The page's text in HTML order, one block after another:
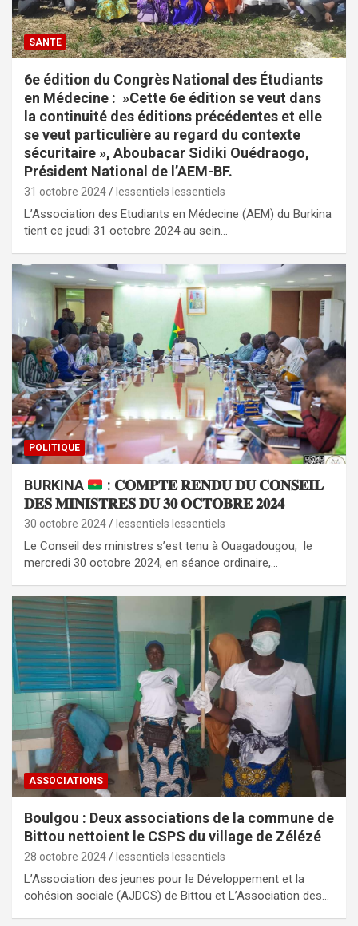
SANTE
6e édition du Congrès National des Étudiants
en Médecine : »Cette 6e édition se veut dans
la continuité des éditions précédentes et elle
se veut particulière au regard du contexte
sécuritaire », Aboubacar Sidiki Ouédraogo,
Président National de l’AEM-BF.
31 octobre 2024 lessentiels lessentiels
L’Association des Etudiants en Médecine (AEM) du Burkina
tient ce jeudi 31 octobre 2024 au sein…
POLITIQUE
BURKINA
: 𝐂𝐎𝐌𝐏𝐓𝐄 𝐑𝐄𝐍𝐃𝐔 𝐃𝐔 𝐂𝐎𝐍𝐒𝐄𝐈𝐋
𝐃𝐄𝐒 𝐌𝐈𝐍𝐈𝐒𝐓𝐑𝐄𝐒 𝐃𝐔 𝟑𝟎 𝐎𝐂𝐓𝐎𝐁𝐑𝐄 𝟐𝟎𝟐𝟒
30 octobre 2024 lessentiels lessentiels
Le Conseil des ministres s’est tenu à Ouagadougou, le
mercredi 30 octobre 2024, en séance ordinaire,…
ASSOCIATIONS
Boulgou : Deux associations de la commune de
Bittou nettoient le CSPS du village de Zélézé
28 octobre 2024 lessentiels lessentiels
L’Association des jeunes pour le Développement et la
cohésion sociale (AJDCS) de Bittou et L’Association des…